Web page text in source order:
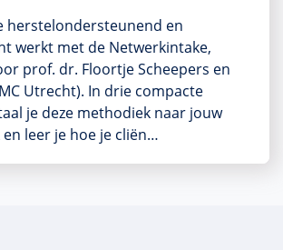
herstelondersteunend en
werkt met de Netwerkintake,
prof. dr. Floortje Scheepers en
Utrecht). In drie compacte
je deze methodiek naar jouw
leer je hoe je cliën…